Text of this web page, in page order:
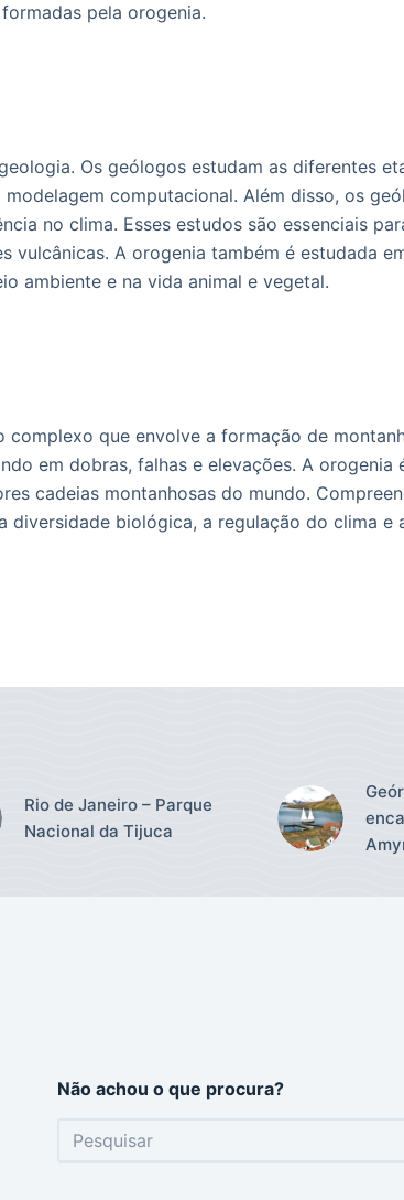
pela orogenia.
Os geólogos estudam as diferentes
computacional. Além disso, os
no clima. Esses estudos são essenciais
A orogenia também é estudada
ambiente e na vida animal e vegetal.
que envolve a formação de
em dobras, falhas e elevações. A
cadeias montanhosas do mundo.
diversidade biológica, a regulação do clima e
Rio de Janeiro – Parque
Nacional da Tijuca
Não achou o que procura?